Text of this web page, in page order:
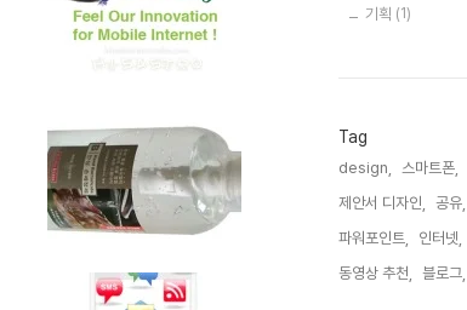
기획 (1)
Tag
design, 스마트폰,
제안서 디자인,
공유,
파워포인트,
인터넷,
동영상 추천,
블로그,